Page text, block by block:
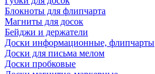
Блокноты для флипчарта
Магниты для досок
Бейджи и держатели
Доски информационные, флипчарты
Доски для письма мелом
Доски пробковые